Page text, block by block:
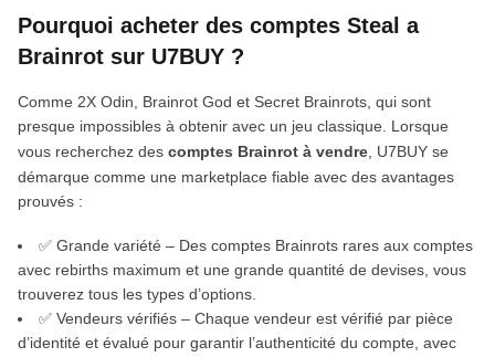
Pourquoi acheter des comptes Steal a
Brainrot sur U7BUY ?
Comme 2X Odin, Brainrot God et Secret Brainrots, qui sont
presque impossibles à obtenir avec un jeu classique. Lorsque
vous recherchez des comptes Brainrot à vendre, U7BUY se
démarque comme une marketplace fiable avec des avantages
prouvés :
✅ Grande variété – Des comptes Brainrots rares aux comptes
avec rebirths maximum et une grande quantité de devises, vous
trouverez tous les types d’options.
✅ Vendeurs vérifiés – Chaque vendeur est vérifié par pièce
d’identité et évalué pour garantir l’authenticité du compte, avec